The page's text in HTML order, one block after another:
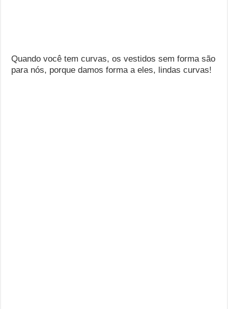
Quando você tem curvas, os vestidos sem forma são
para nós, porque damos forma a eles, lindas curvas!